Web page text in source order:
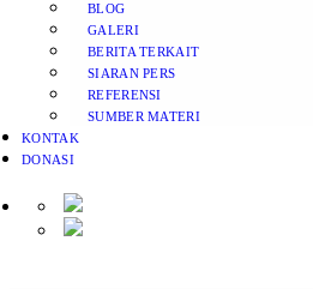
BLOG
GALERI
BERITA TERKAIT
SIARAN PERS
REFERENSI
SUMBER MATERI
KONTAK
DONASI